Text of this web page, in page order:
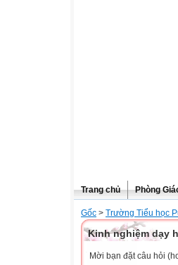
Trang chủ Phòng
Gốc > Trường Tiểu học
Kinh nghiệm dạy
Mời bạn đặt câu hỏi